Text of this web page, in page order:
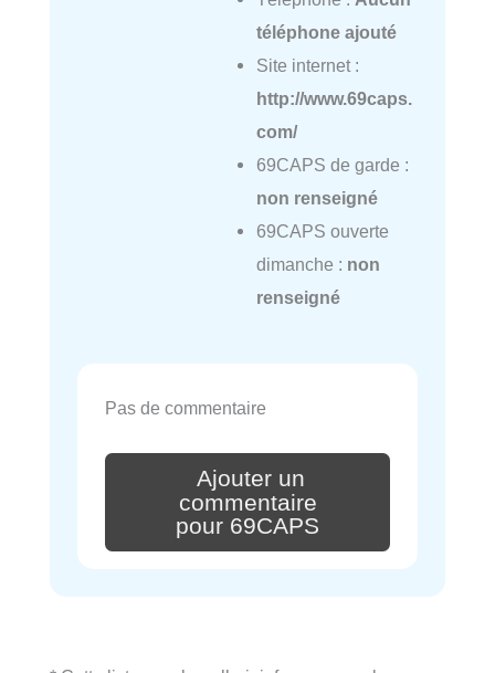
téléphone ajouté
Site internet :
http://www.69caps.
com/
69CAPS de garde :
non renseigné
69CAPS ouverte
dimanche : non
renseigné
Pas de commentaire
Ajouter un
commentaire
pour 69CAPS